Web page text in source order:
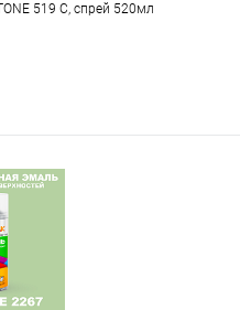
519 C, спрей 520мл